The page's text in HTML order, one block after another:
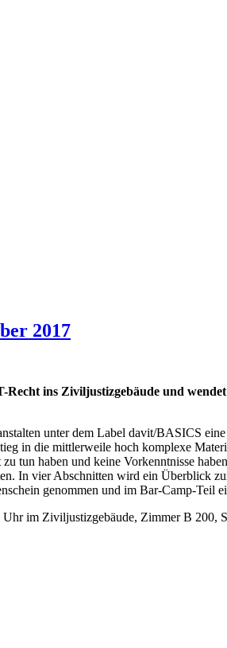
2017
ins Ziviljustizgebäude und
unter dem Label davit/BASICS
in die mittlerweile hoch komplexe
tun haben und keine Vorkenntnisse
In vier Abschnitten wird ein Überblick
genommen und im Bar-Camp-Teil
im Ziviljustizgebäude, Zimmer B 200,